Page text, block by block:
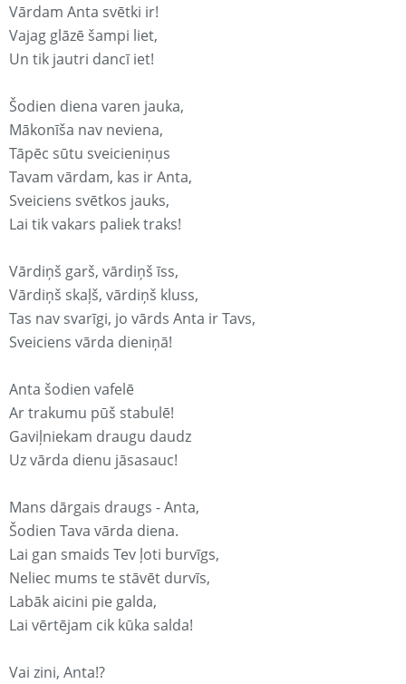
Vārdam Anta svētki ir!
Vajag glāzē šampi liet,
Un tik jautri dancī iet!
Šodien diena varen jauka,
Mākonīša nav neviena,
Tāpēc sūtu sveicieniņus
Tavam vārdam, kas ir Anta,
Sveiciens svētkos jauks,
Lai tik vakars paliek traks!
Vārdiņš garš, vārdiņš īss,
Vārdiņš skaļš, vārdiņš kluss,
Tas nav svarīgi, jo vārds Anta ir Tavs,
Sveiciens vārda dieniņā!
Anta šodien vafelē
Ar trakumu pūš stabulē!
Gaviļniekam draugu daudz
Uz vārda dienu jāsasauc!
Mans dārgais draugs - Anta,
Šodien Tava vārda diena.
Lai gan smaids Tev ļoti burvīgs,
Neliec mums te stāvēt durvīs,
Labāk aicini pie galda,
Lai vērtējam cik kūka salda!
Vai zini, Anta!?